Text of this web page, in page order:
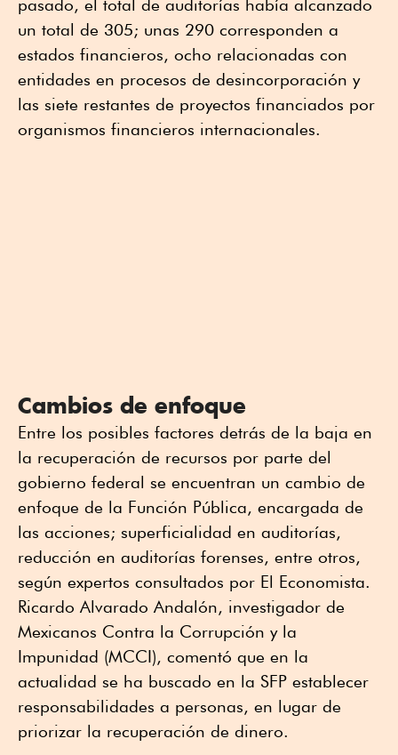
pasado, el total de auditorías había alcanzado
un total de 305; unas 290 corresponden a
estados financieros, ocho relacionadas con
entidades en procesos de desincorporación y
las siete restantes de proyectos financiados por
organismos financieros internacionales.
Cambios de enfoque
Entre los posibles factores detrás de la baja en
la recuperación de recursos por parte del
gobierno federal se encuentran un cambio de
enfoque de la Función Pública, encargada de
las acciones; superficialidad en auditorías,
reducción en auditorías forenses, entre otros,
según expertos consultados por El Economista.
Ricardo Alvarado Andalón, investigador de
Mexicanos Contra la Corrupción y la
Impunidad (MCCI), comentó que en la
actualidad se ha buscado en la SFP establecer
responsabilidades a personas, en lugar de
priorizar la recuperación de dinero.